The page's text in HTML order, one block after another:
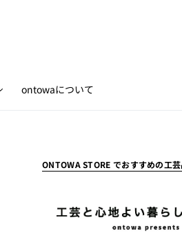
ontowaについて
ONTOWA STORE でおすすめの工